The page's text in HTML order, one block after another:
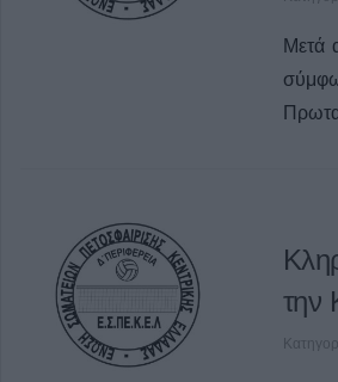
Μετά
την